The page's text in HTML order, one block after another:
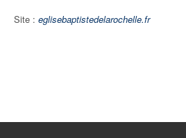
Site : eglisebaptistedelarochelle.fr